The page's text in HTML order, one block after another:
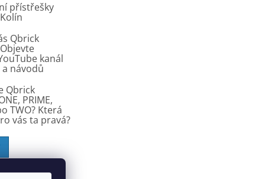
přístřešky
Qbrick
kanál
návodů
Qbrick
PRIME,
TWO? Která
vás ta pravá?